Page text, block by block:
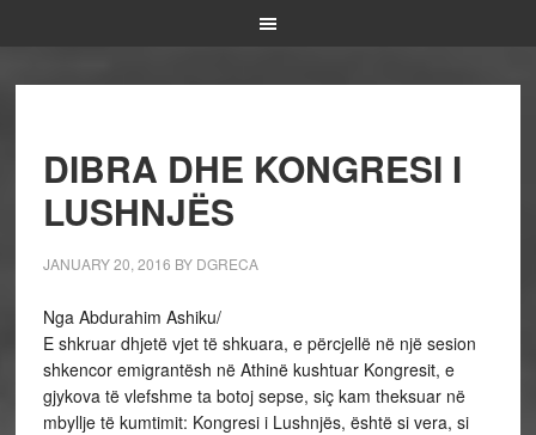
DIBRA DHE KONGRESI I
LUSHNJËS
JANUARY 20, 2016 BY DGRECA
Nga Abdurahim Ashiku/
E shkruar dhjetë vjet të shkuara, e përcjellë në një sesion
shkencor emigrantësh në Athinë kushtuar Kongresit, e
gjykova të vlefshme ta botoj sepse, siç kam theksuar në
mbyllje të kumtimit: Kongresi i Lushnjës, është si vera, si